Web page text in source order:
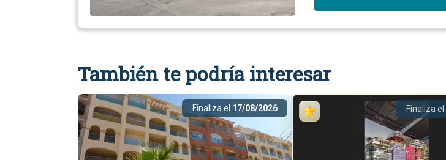
También te podría interesar
Finaliza el 17/08/2026 Finaliza el